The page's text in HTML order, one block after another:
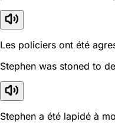
Les policiers ont été
Stephen was stoned to
Stephen a été lapidé à